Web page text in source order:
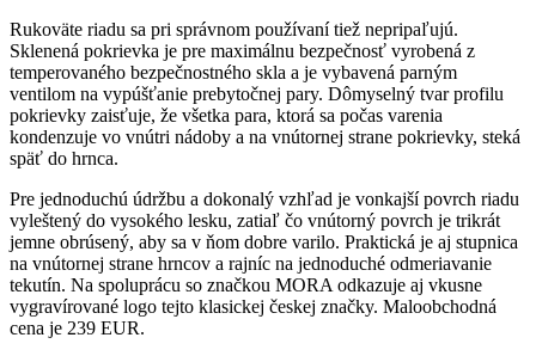
Rukoväte riadu sa pri správnom používaní tiež nepripaľujú.
Sklenená pokrievka je pre maximálnu bezpečnosť vyrobená z
temperovaného bezpečnostného skla a je vybavená parným
ventilom na vypúšťanie prebytočnej pary. Dômyselný tvar profilu
pokrievky zaisťuje, že všetka para, ktorá sa počas varenia
kondenzuje vo vnútri nádoby a na vnútornej strane pokrievky, steká
späť do hrnca.
Pre jednoduchú údržbu a dokonalý vzhľad je vonkajší povrch riadu
vyleštený do vysokého lesku, zatiaľ čo vnútorný povrch je trikrát
jemne obrúsený, aby sa v ňom dobre varilo. Praktická je aj stupnica
na vnútornej strane hrncov a rajníc na jednoduché odmeriavanie
tekutín. Na spoluprácu so značkou MORA odkazuje aj vkusne
vygravírované logo tejto klasickej českej značky. Maloobchodná
cena je 239 EUR.